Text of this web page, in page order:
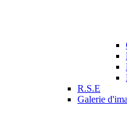
R.S.E
Galerie